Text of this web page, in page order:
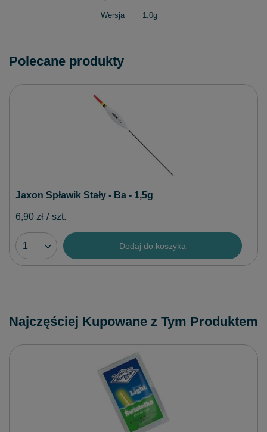
Wersja 1.0g
Polecane produkty
Jaxon Spławik Stały - Ba - 1,5g
6,90 zł / szt.
Dodaj do koszyka
Najczęściej Kupowane z Tym Produktem